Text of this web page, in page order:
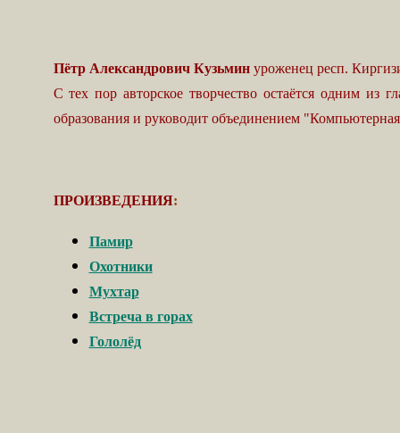
Пётр Александрович Кузьмин уроженец респ.
С тех пор авторское творчество остаётся одним из
образования и руководит объединением
ПРОИЗВЕДЕНИЯ:
Памир
Охотники
Мухтар
Встреча в горах
Гололёд